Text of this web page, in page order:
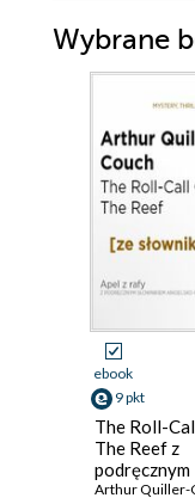
Wybrane
ebook
9 pkt
The Roll-
The Reef z
podręcznym
słownikiem
Arthur Quiller-